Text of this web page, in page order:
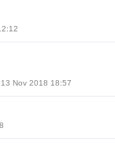
Nov 2018 18:57